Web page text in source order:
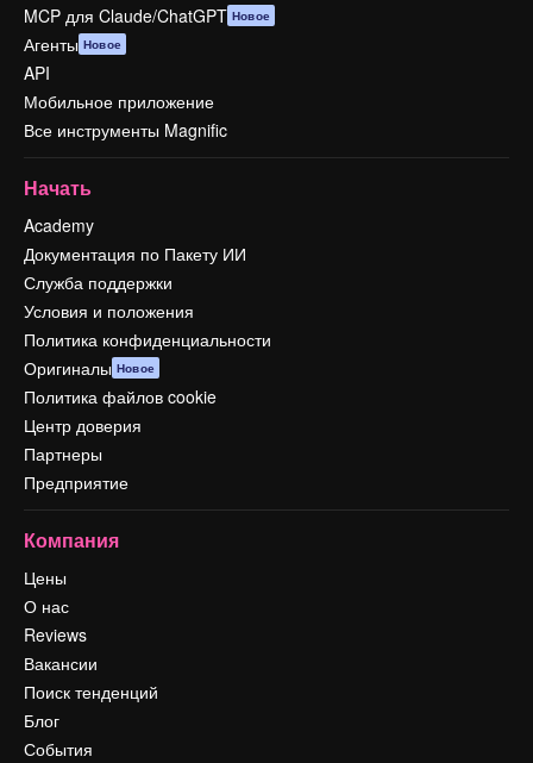
MCP для Claude/ChatGPT Новое
Агенты Новое
API
Мобильное приложение
Все инструменты Magnific
Начать
Academy
Документация по Пакету ИИ
Служба поддержки
Условия и положения
Политика конфиденциальности
Оригиналы Новое
Политика файлов cookie
Центр доверия
Партнеры
Предприятие
Компания
Цены
О нас
Reviews
Вакансии
Поиск тенденций
Блог
События